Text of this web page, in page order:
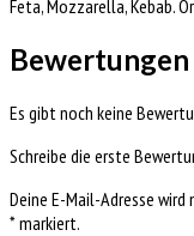
Feta, Mozzarella, Kebab.
Bewertungen
Es gibt noch keine
Schreibe die erste
Deine E-Mail-Adresse
*markiert.